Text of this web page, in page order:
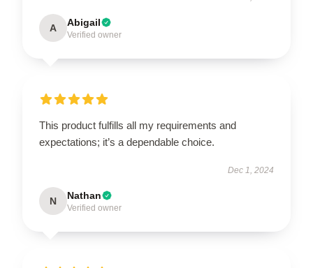
A Abigail
Verified owner
This product fulfills all my requirements and
expectations; it’s a dependable choice.
Dec 1, 2024
N Nathan
Verified owner